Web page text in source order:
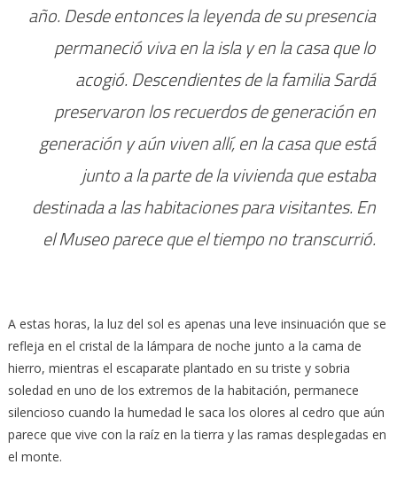
año. Desde entonces la leyenda de su presencia
permaneció viva en la isla y en la casa que lo
acogió. Descendientes de la familia Sardá
preservaron los recuerdos de generación en
generación y aún viven allí, en la casa que está
junto a la parte de la vivienda que estaba
destinada a las habitaciones para visitantes. En
el Museo parece que el tiempo no transcurrió.
A estas horas, la luz del sol es apenas una leve insinuación que se
refleja en el cristal de la lámpara de noche junto a la cama de
hierro, mientras el escaparate plantado en su triste y sobria
soledad en uno de los extremos de la habitación, permanece
silencioso cuando la humedad le saca los olores al cedro que aún
parece que vive con la raíz en la tierra y las ramas desplegadas en
el monte.